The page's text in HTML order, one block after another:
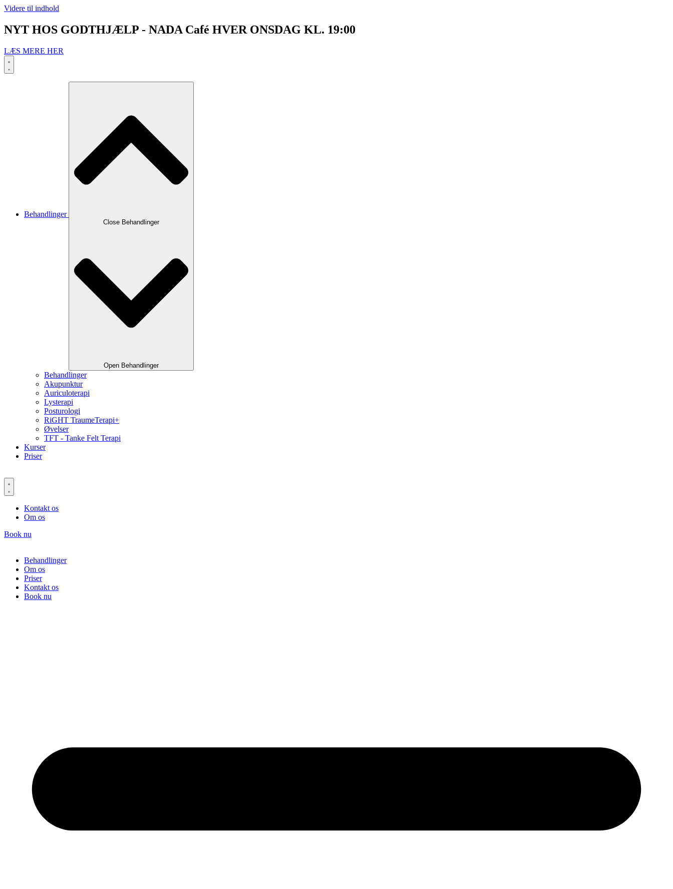
Videre til indhold
NYT HOS GODTHJÆLP - NADA Café HVER ONSDAG KL. 19:00
LÆS MERE HER
Behandlinger
Close Behandlinger
Open Behandlinger
Behandlinger
Akupunktur
Auriculoterapi
Lysterapi
Posturologi
RiGHT TraumeTerapi+
Øvelser
TFT - Tanke Felt Terapi
Kurser
Priser
Kontakt os
Om os
Book nu
Behandlinger
Om os
Priser
Kontakt os
Book nu